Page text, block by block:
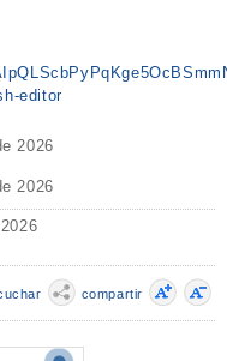
editor
2026
2026
compartir